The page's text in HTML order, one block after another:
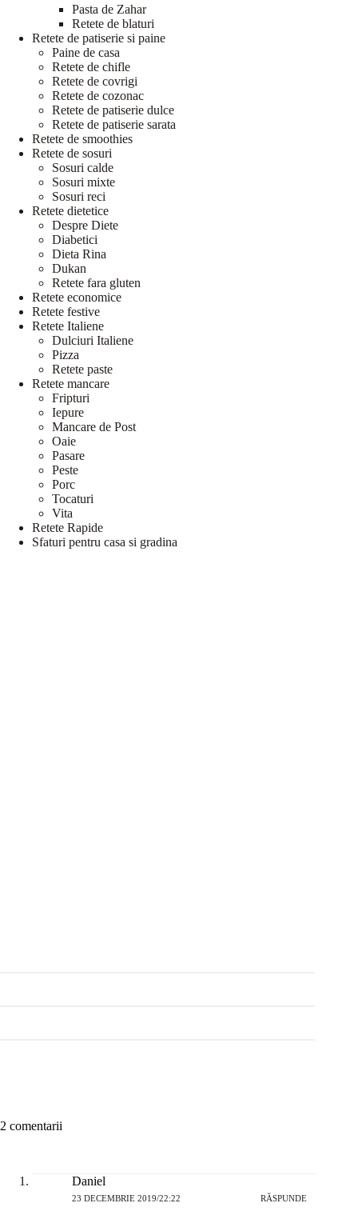
Pasta de Zahar
Retete de blaturi
Retete de patiserie si paine
Paine de casa
Retete de chifle
Retete de covrigi
Retete de cozonac
Retete de patiserie dulce
Retete de patiserie sarata
Retete de smoothies
Retete de sosuri
Sosuri calde
Sosuri mixte
Sosuri reci
Retete dietetice
Despre Diete
Diabetici
Dieta Rina
Dukan
Retete fara gluten
Retete economice
Retete festive
Retete Italiene
Dulciuri Italiene
Pizza
Retete paste
Retete mancare
Fripturi
Iepure
Mancare de Post
Oaie
Pasare
Peste
Porc
Tocaturi
Vita
Retete Rapide
Sfaturi pentru casa si gradina
2 comentarii
Daniel
23 DECEMBRIE 2019/22:22 RĂSPUNDE